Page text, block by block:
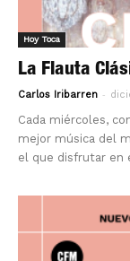
Hoy Toca
La Flauta
Carlos Iribarren -
Cada miércoles,
mejor música del
el que disfrutar en